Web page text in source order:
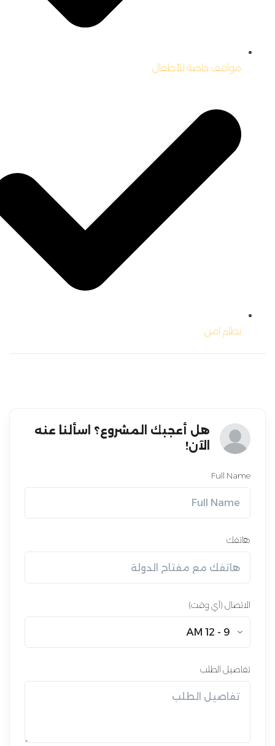
مواقف خاصة للأطفال
نظام امن
هل أعجبك المشروع؟ اسألنا عنه
الآن!
Full Name
هاتفك
الاتصال (أي وقت)
تفاصيل الطلب